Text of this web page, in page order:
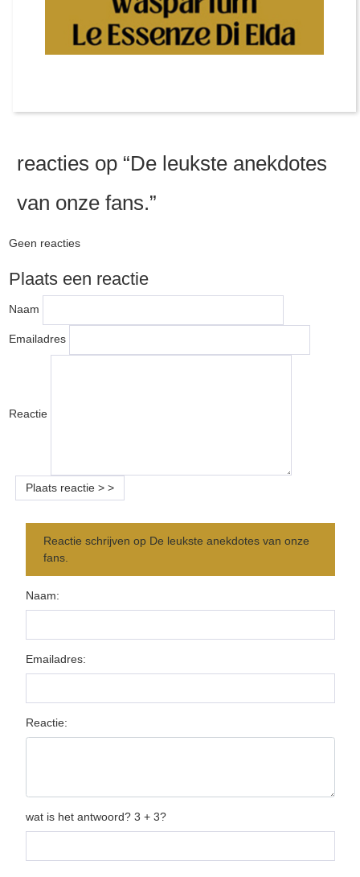
reacties op “De leukste anekdotes
van onze fans.”
Geen reacties
Plaats een reactie
Naam
Emailadres
Reactie
Reactie schrijven op De leukste anekdotes van onze
fans.
Naam:
Emailadres:
Reactie:
wat is het antwoord? 3 + 3?